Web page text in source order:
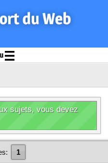
sujets, vous devez
1